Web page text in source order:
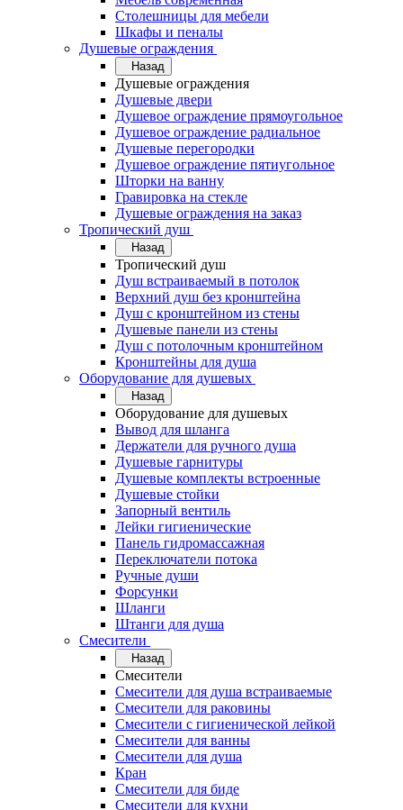
Столешницы для мебели
Шкафы и пеналы
Душевые ограждения
Назад
Душевые ограждения
Душевые двери
Душевое ограждение прямоугольное
Душевое ограждение радиальное
Душевые перегородки
Душевое ограждение пятиугольное
Шторки на ванну
Гравировка на стекле
Душевые ограждения на заказ
Тропический душ
Назад
Тропический душ
Душ встраиваемый в потолок
Верхний душ без кронштейна
Душ с кронштейном из стены
Душевые панели из стены
Душ с потолочным кронштейном
Кронштейны для душа
Оборудование для душевых
Назад
Оборудование для душевых
Вывод для шланга
Держатели для ручного душа
Душевые гарнитуры
Душевые комплекты встроенные
Душевые стойки
Запорный вентиль
Лейки гигиенические
Панель гидромассажная
Переключатели потока
Ручные души
Форсунки
Шланги
Штанги для душа
Смесители
Назад
Смесители
Смесители для душа встраиваемые
Смесители для раковины
Смесители с гигиенической лейкой
Смесители для ванны
Смесители для душа
Кран
Смесители для биде
Смесители для кухни